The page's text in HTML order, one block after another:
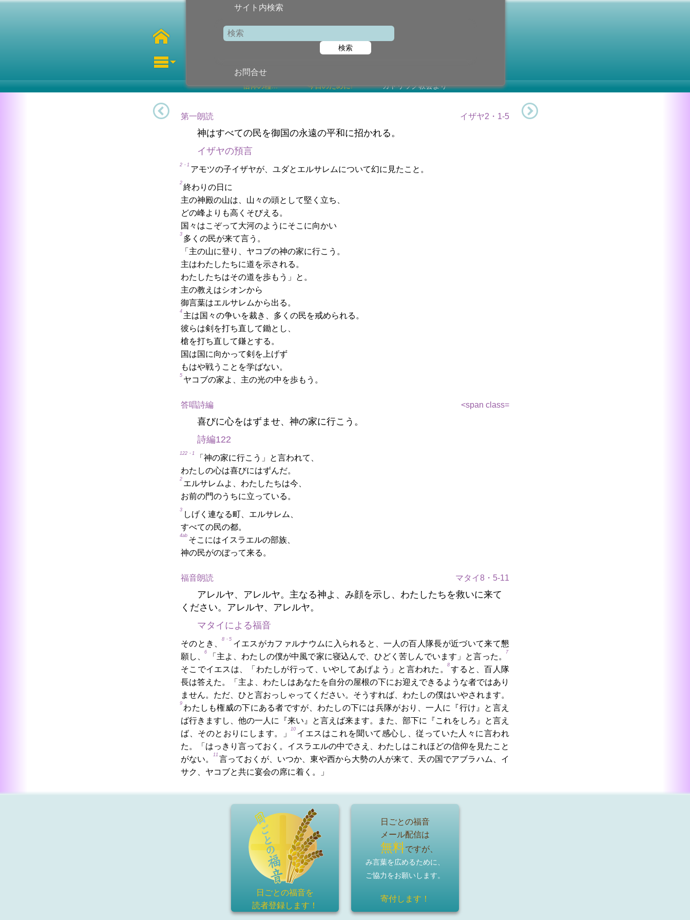
サイト内検索
検索
お問合せ
信仰の糧... 今日のために! カトリック教会より
第一朗読 イザヤ2・1-5
神はすべての民を御国の永遠の平和に招かれる。
イザヤの預言
2・1
アモツの子イザヤが、ユダとエルサレムについて幻に見たこと。
2
終わりの日に
主の神殿の山は、山々の頭として堅く立ち、
どの峰よりも高くそびえる。
国々はこぞって大河のようにそこに向かい
3
多くの民が来て言う。
「主の山に登り、ヤコブの神の家に行こう。
主はわたしたちに道を示される。
わたしたちはその道を歩もう」と。
主の教えはシオンから
御言葉はエルサレムから出る。
4
主は国々の争いを裁き、多くの民を戒められる。
彼らは剣を打ち直して鋤とし、
槍を打ち直して鎌とする。
国は国に向かって剣を上げず
もはや戦うことを学ばない。
5
ヤコブの家よ、主の光の中を歩もう。
答唱詩編 <span class=
喜びに心をはずませ、神の家に行こう。
詩編122
122・1
「神の家に行こう」と言われて、
わたしの心は喜びにはずんだ。
2
エルサレムよ、わたしたちは今、
お前の門のうちに立っている。
3
しげく連なる町、エルサレム、
すべての民の都。
4ab
そこにはイスラエルの部族、
神の民がのぼって来る。
福音朗読 マタイ8・5-11
アレルヤ、アレルヤ。主なる神よ、み顔を示し、わたしたちを救いに来て
ください。アレルヤ、アレルヤ。
マタイによる福音
そのとき、
8・5
イエスがカファルナウムに入られると、一人の百人隊長が近づいて来て懇
願し、
6
「主よ、わたしの僕が中風で家に寝込んで、ひどく苦しんでいます」と言った。
7
そこでイエスは、「わたしが行って、いやしてあげよう」と言われた。
8
すると、百人隊
長は答えた。「主よ、わたしはあなたを自分の屋根の下にお迎えできるような者ではあり
ません。ただ、ひと言おっしゃってください。そうすれば、わたしの僕はいやされます。
9
わたしも権威の下にある者ですが、わたしの下には兵隊がおり、一人に『行け』と言え
ば行きますし、他の一人に『来い』と言えば来ます。また、部下に『これをしろ』と言え
ば、そのとおりにします。」
10
イエスはこれを聞いて感心し、従っていた人々に言われ
た。「はっきり言っておく。イスラエルの中でさえ、わたしはこれほどの信仰を見たこと
がない。
11
言っておくが、いつか、東や西から大勢の人が来て、天の国でアブラハム、イ
サク、ヤコブと共に宴会の席に着く。」
日ごとの福音を
読者登録します！
日ごとの福音
メール配信は
無料ですが、
み言葉を広めるために、
ご協力をお願いします。
寄付します！